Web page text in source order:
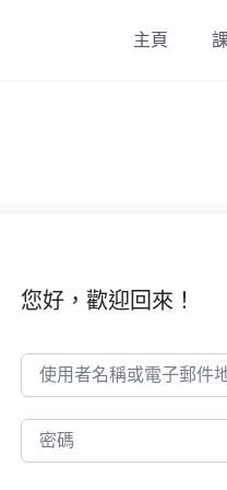
主頁
您好，歡迎回來！